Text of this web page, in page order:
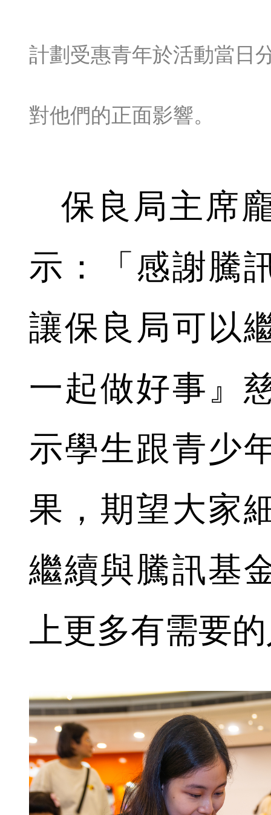
計劃受惠青年於活動當日
對他們的正面影響。
保良局主席
示：「感謝騰
讓保良局可以
一起做好事』
示學生跟青少
果，期望大家
繼續與騰訊基
上更多有需要